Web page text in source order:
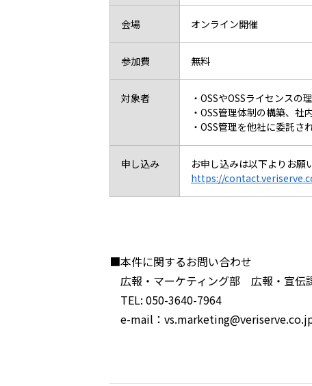
会場 オンライン開催
参加費 無料
対象者
・OSSやOSSライセンスの
・OSS管理体制の構築、
・OSS管理を他社に委託さ
申し込み
お申し込みは以下よりお願
https://
■本件に関するお問い合わせ
広報・マーケティング部 広報・宣伝
TEL: 050-3640-7964
e-mail：